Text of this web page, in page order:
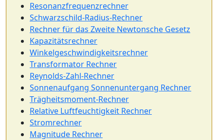
Resonanzfrequenzrechner
Schwarzschild-Radius-Rechner
Rechner für das Zweite Newtonsche Gesetz
Kapazitätsrechner
Winkelgeschwindigkeitsrechner
Transformator Rechner
Reynolds-Zahl-Rechner
Sonnenaufgang Sonnenuntergang Rechner
Trägheitsmoment-Rechner
Relative Luftfeuchtigkeit Rechner
Stromrechner
Magnitude Rechner